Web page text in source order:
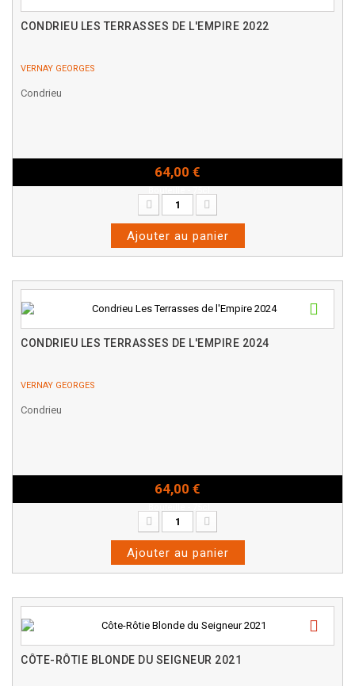
CONDRIEU LES TERRASSES DE L'EMPIRE 2022
VERNAY GEORGES
Condrieu
64,00 €
Ajouter au panier
CONDRIEU LES TERRASSES DE L'EMPIRE 2024
VERNAY GEORGES
Condrieu
64,00 €
Ajouter au panier
CÔTE-RÔTIE BLONDE DU SEIGNEUR 2021